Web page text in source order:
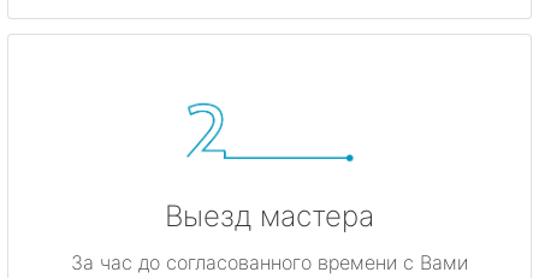
Выезд мастера
За час до согласованного времени с Вами